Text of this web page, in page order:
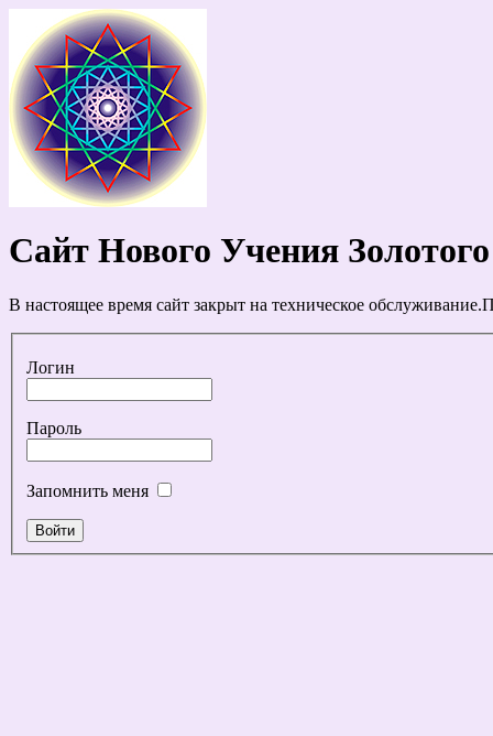
Сайт Нового Учения
В настоящее время сайт закрыт на техническое
Логин
Пароль
Запомнить меня